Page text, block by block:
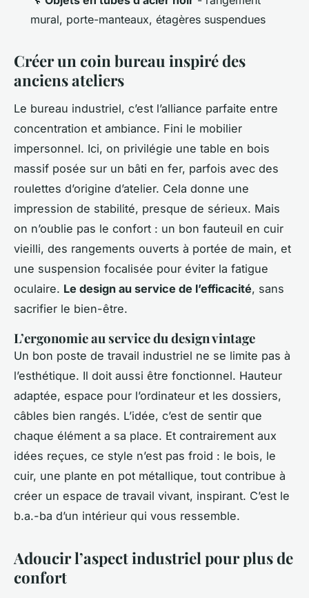
mural, porte-manteaux, étagères suspendues
Créer un coin bureau inspiré des
anciens ateliers
Le bureau industriel, c’est l’alliance parfaite entre
concentration et ambiance. Fini le mobilier
impersonnel. Ici, on privilégie une table en bois
massif posée sur un bâti en fer, parfois avec des
roulettes d’origine d’atelier. Cela donne une
impression de stabilité, presque de sérieux. Mais
on n’oublie pas le confort : un bon fauteuil en cuir
vieilli, des rangements ouverts à portée de main, et
une suspension focalisée pour éviter la fatigue
oculaire. Le design au service de l’efficacité, sans
sacrifier le bien-être.
L’ergonomie au service du design vintage
Un bon poste de travail industriel ne se limite pas à
l’esthétique. Il doit aussi être fonctionnel. Hauteur
adaptée, espace pour l’ordinateur et les dossiers,
câbles bien rangés. L’idée, c’est de sentir que
chaque élément a sa place. Et contrairement aux
idées reçues, ce style n’est pas froid : le bois, le
cuir, une plante en pot métallique, tout contribue à
créer un espace de travail vivant, inspirant. C’est le
b.a.-ba d’un intérieur qui vous ressemble.
Adoucir l’aspect industriel pour plus de
confort